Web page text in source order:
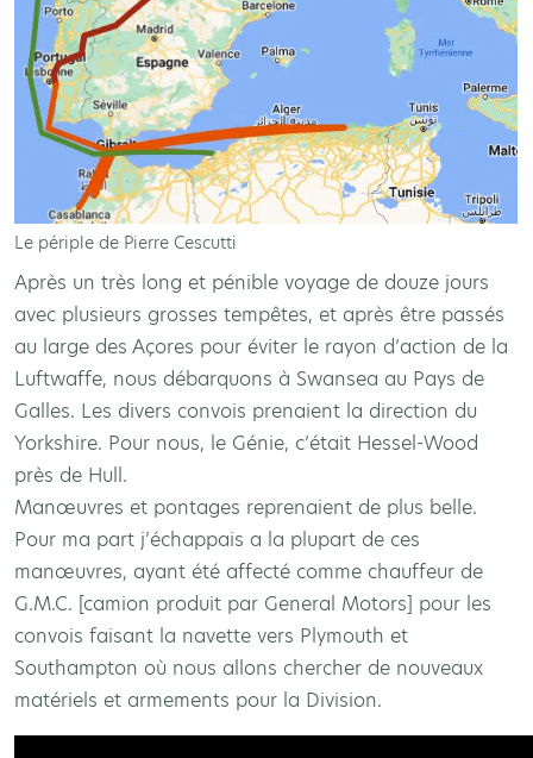
Le périple de Pierre Cescutti
Après un très long et pénible voyage de douze jours
avec plusieurs grosses tempêtes, et après être passés
au large des Açores pour éviter le rayon d’action de la
Luftwaffe, nous débarquons à Swansea au Pays de
Galles. Les divers convois prenaient la direction du
Yorkshire. Pour nous, le Génie, c’était Hessel-Wood
près de Hull.
Manœuvres et pontages reprenaient de plus belle.
Pour ma part j’échappais a la plupart de ces
manœuvres, ayant été affecté comme chauffeur de
G.M.C. [camion produit par General Motors] pour les
convois faisant la navette vers Plymouth et
Southampton où nous allons chercher de nouveaux
matériels et armements pour la Division.